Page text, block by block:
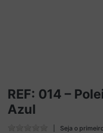
REF: 014 –
Azul
Seja o